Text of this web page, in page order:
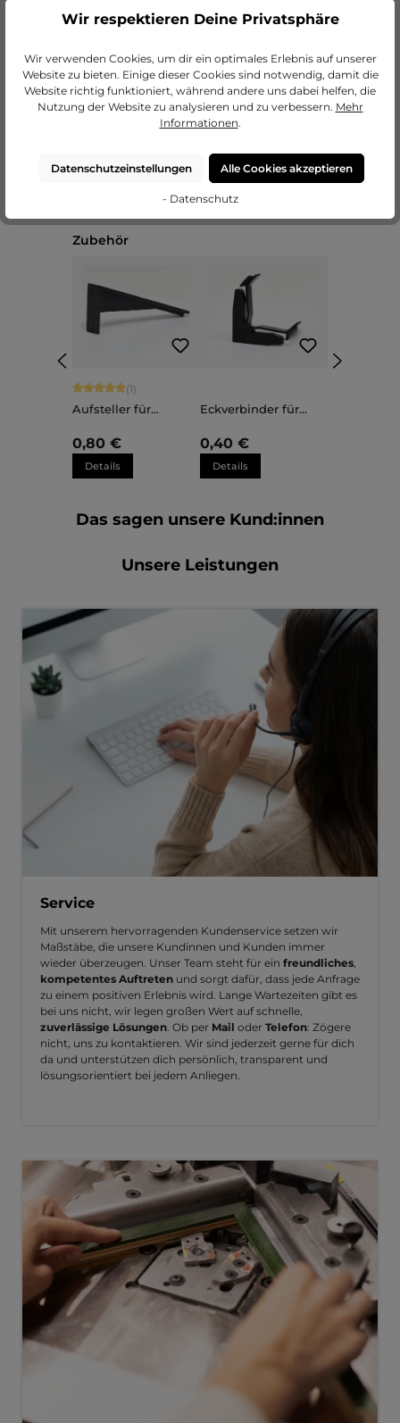
Produktgalerie überspringen
Zubehör
Durchschnittliche Bewertung von 5 von 5 Sternen
(1)
Aufsteller für
Sara
0,80 €
Details
Eckverbinder für
Sara
0,40 €
Details
Das sagen unsere Kund:innen
Unsere Leistungen
Service
Mit unserem hervorragenden Kundenservice setzen wir
Maßstäbe, die unsere Kundinnen und Kunden immer
wieder überzeugen. Unser Team steht für ein freundliches
kompetentes Auftreten und sorgt dafür, dass jede Anfrage
zu einem positiven Erlebnis wird. Lange Wartezeiten gibt es
bei uns nicht, wir legen großen Wert auf schnelle,
zuverlässige Lösungen . Ob per Mail oder Telefon: Zögere
nicht, uns zu kontaktieren. Wir sind jederzeit gerne für dich
da und unterstützen dich persönlich, transparent und
lösungsorientiert bei jedem Anliegen.
Wir respektieren Deine Privatsphäre
Wir verwenden Cookies, um dir ein optimales Erlebnis auf unserer
Website zu bieten. Einige dieser Cookies sind notwendig, damit die
Website richtig funktioniert, während andere uns dabei helfen, die
Nutzung der Website zu analysieren und zu verbessern. Mehr
Informationen.
Datenschutzeinstellungen Alle Cookies akzeptieren
- Datenschutz